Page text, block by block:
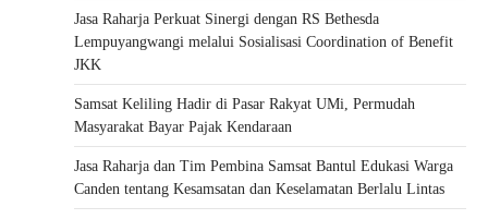
Jasa Raharja Perkuat Sinergi dengan RS Bethesda
Lempuyangwangi melalui Sosialisasi Coordination of Benefit
JKK
Samsat Keliling Hadir di Pasar Rakyat UMi, Permudah
Masyarakat Bayar Pajak Kendaraan
Jasa Raharja dan Tim Pembina Samsat Bantul Edukasi Warga
Canden tentang Kesamsatan dan Keselamatan Berlalu Lintas